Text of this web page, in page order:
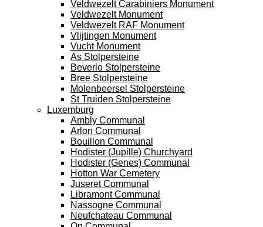
Veldwezelt Carabiniers Monument
Veldwezelt Monument
Veldwezelt RAF Monument
Vlijtingen Monument
Vucht Monument
As Stolpersteine
Beverlo Stolpersteine
Bree Stolpersteine
Molenbeersel Stolpersteine
St Truiden Stolpersteine
Luxemburg
Ambly Communal
Arlon Communal
Bouillon Communal
Hodister (Jupille) Churchyard
Hodister (Genes) Communal
Hotton War Cemetery
Juseret Communal
Libramont Communal
Nassogne Communal
Neufchateau Communal